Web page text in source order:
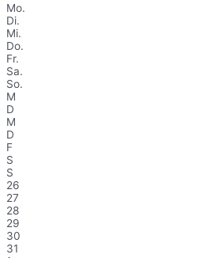
Mo.
Di.
Mi.
Do.
Fr.
Sa.
So.
M
D
M
D
F
S
S
26
27
28
29
30
31